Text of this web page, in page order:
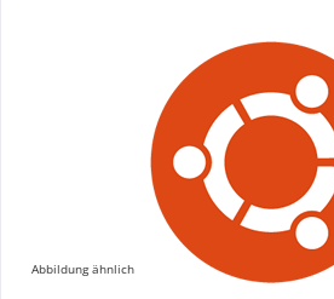
Abbildung ähnlich